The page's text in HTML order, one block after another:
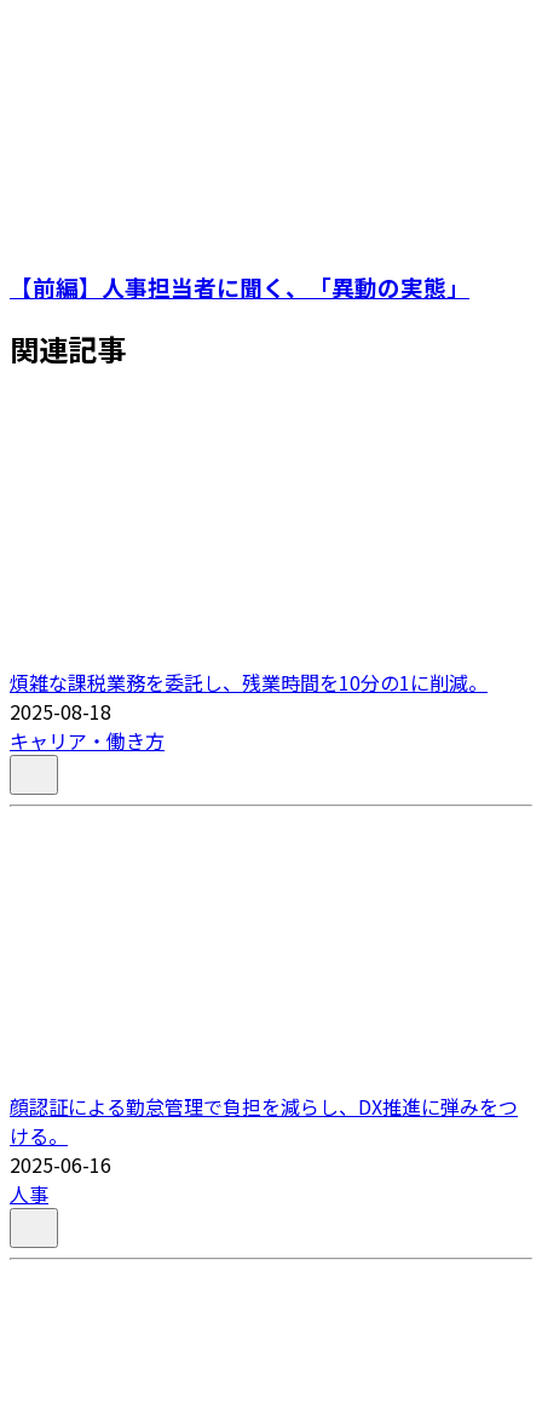
【前編】人事担当者に聞く、「異動の実態」
関連記事
煩雑な課税業務を委託し、残業時間を10分の1に削減。
2025-08-18
キャリア・働き方
顔認証による勤怠管理で負担を減らし、DX推進に弾みをつ
ける。
2025-06-16
人事